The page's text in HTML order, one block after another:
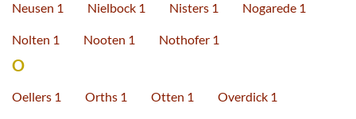
Neusen 1 Nielbock 1 Nisters 1 Nogarede 1
Nolten 1 Nooten 1 Nothofer 1
O
Oellers 1 Orths 1 Otten 1 Overdick 1